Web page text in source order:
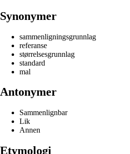
Synonymer
sammenligningsgrunnlag
referanse
størrelsesgrunnlag
standard
mal
Antonymer
Sammenlignbar
Lik
Annen
Etymologi